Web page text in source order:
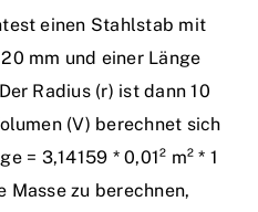
einen Stahlstab mit
mm und einer Länge
Radius (r) ist dann 10
(V) berechnet sich
= 3,14159 * 0,01² m² * 1
Masse zu berechnen,